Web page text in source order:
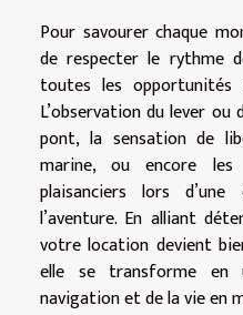
Pour savourer chaque
de respecter le rythme
toutes les
L’observation du lever ou
pont, la sensation de
marine, ou encore les
plaisanciers lors d’une
l’aventure. En alliant
votre location devient
elle se transforme en
navigation et de la vie en